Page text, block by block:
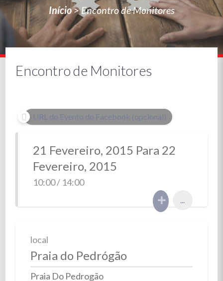
Início>Encontro de Monitores
Encontro de Monitores
URL do Evento do Facebook (opcional)
21 Fevereiro, 2015 Para 22
Fevereiro, 2015
10:00 / 14:00
...
local
Praia do Pedrógão
Praia Do Pedrogão